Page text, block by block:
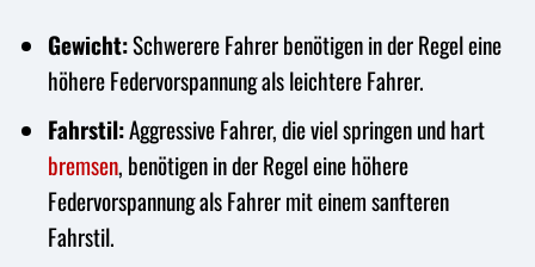
Gewicht:Schwerere Fahrer benötigen in der Regel eine
höhere Federvorspannung als leichtere Fahrer.
Fahrstil:Aggressive Fahrer, die viel springen und hart
bremsen, benötigen in der Regel eine höhere
Federvorspannung als Fahrer mit einem sanfteren
Fahrstil.